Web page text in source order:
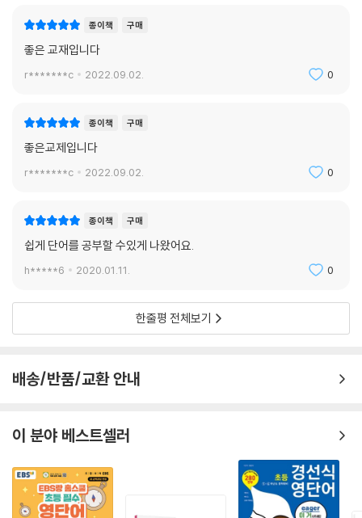
종이책 구매
좋은 교재입니다
r*******c 2022.09.02. 0
종이책 구매
좋은교제입니다
r*******c 2022.09.02. 0
종이책 구매
쉽게 단어를 공부할 수있게 나왔어요.
h*****6 2020.01.11. 0
한줄평 전체보기
배송/반품/교환 안내
이 분야 베스트셀러